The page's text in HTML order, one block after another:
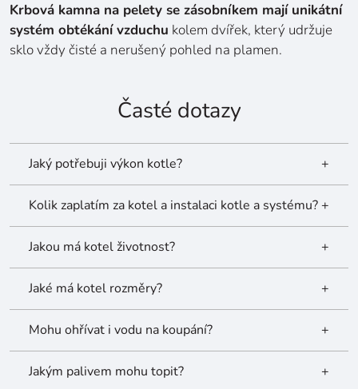
Krbová kamna na pelety se zásobníkem mají unikátní
systém obtékání vzduchu kolem dvířek, který udržuje
sklo vždy čisté a nerušený pohled na plamen.
Časté dotazy
Jaký potřebuji výkon kotle? +
Kolik zaplatím za kotel a instalaci kotle a systému?+
Jakou má kotel životnost? +
Jaké má kotel rozměry? +
Mohu ohřívat i vodu na koupání? +
Jakým palivem mohu topit? +